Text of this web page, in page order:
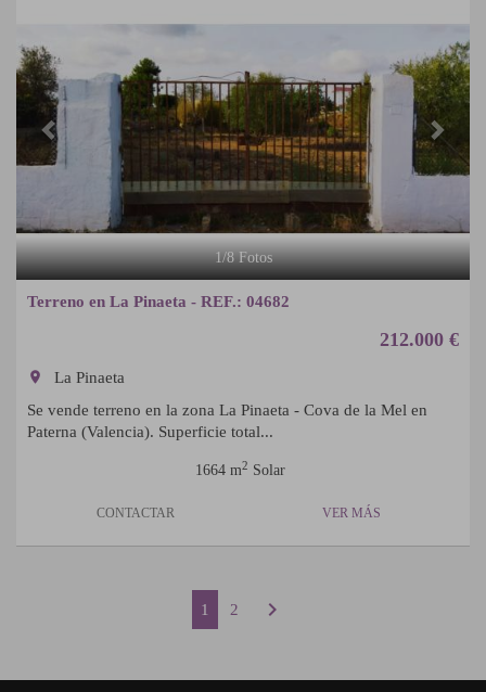
1/8Fotos
Terreno en La Pinaeta - REF.: 04682
212.000 €
room
La Pinaeta
Se vende terreno en la zona La Pinaeta - Cova de la Mel en
Paterna (Valencia). Superficie total...
1664 m2 Solar
CONTACTAR VER MÁS
1 2 chevron_right